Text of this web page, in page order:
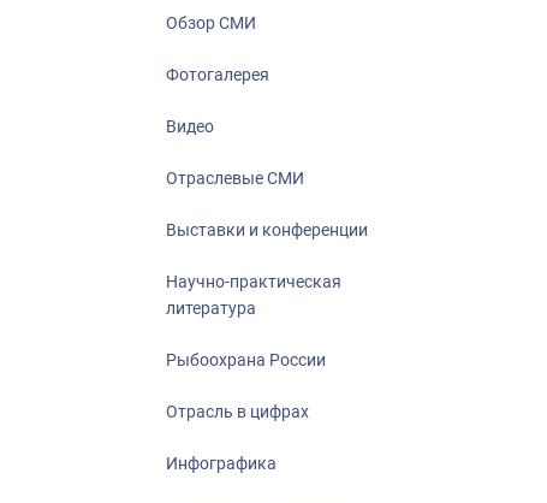
Большая
Обзор СМИ
Фотогалерея
Видео
Отраслевые СМИ
Выставки и конференции
Научно-практическая
литература
Рыбоохрана России
Отрасль в цифрах
Инфографика